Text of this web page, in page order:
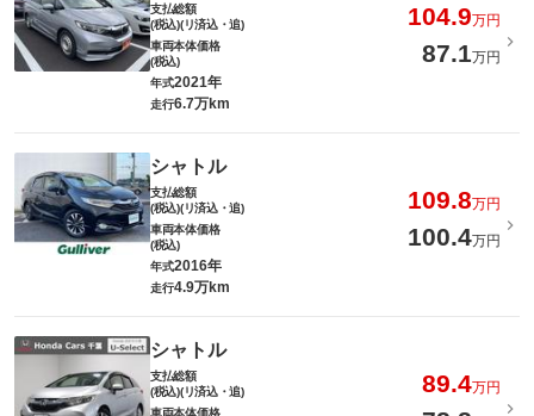
支払総額
(税込)(リ済込・追)
104.9万円
車両本体価格
(税込)
87.1万円
年式2021年
走行6.7万km
シャトル
支払総額
(税込)(リ済込・追)
109.8万円
車両本体価格
(税込)
100.4万円
年式2016年
走行4.9万km
シャトル
支払総額
(税込)(リ済込・追)
89.4万円
車両本体価格